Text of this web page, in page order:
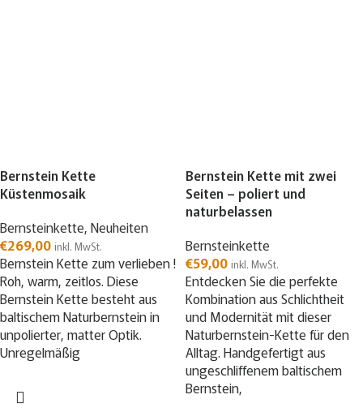
Bernstein Kette
Küstenmosaik
Bernsteinkette, Neuheiten
€269,00 inkl. MwSt.
Bernstein Kette zum verlieben !
Roh, warm, zeitlos. Diese
Bernstein Kette besteht aus
baltischem Naturbernstein in
unpolierter, matter Optik.
Unregelmäßig
Bernstein Kette mit zwei
Seiten – poliert und
naturbelassen
Bernsteinkette
€59,00 inkl. MwSt.
Entdecken Sie die perfekte
Kombination aus Schlichtheit
und Modernität mit dieser
Naturbernstein-Kette für den
Alltag. Handgefertigt aus
ungeschliffenem baltischem
Bernstein,